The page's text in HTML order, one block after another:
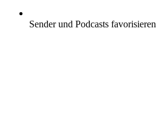
Sender und Podcasts favorisieren